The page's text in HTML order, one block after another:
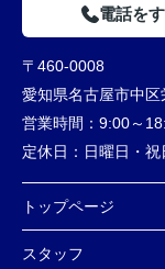
電話を
〒460-0008
愛知県名古屋市中
営業時間： 9:00～
定休日： 日曜日・祝
トップページ
スタッフ